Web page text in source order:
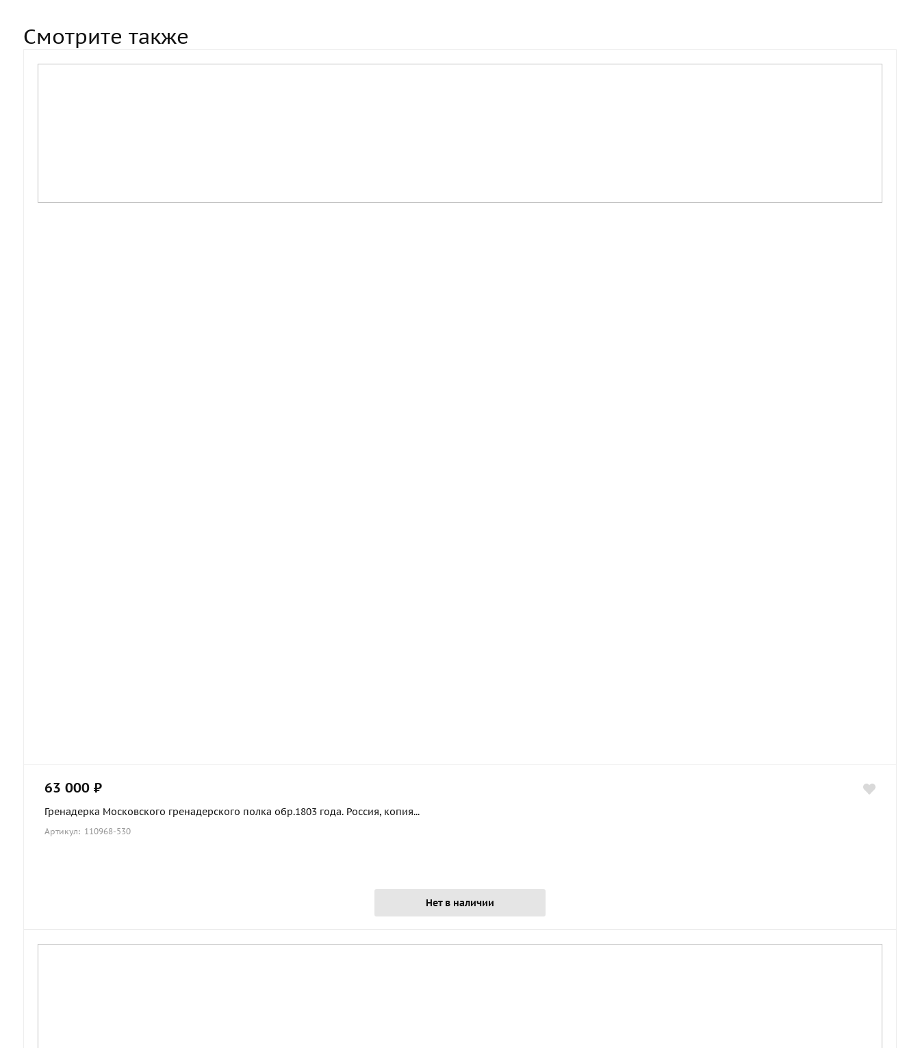
Смотрите также
63 000 ₽
Гренадерка Московского гренадерского полка обр.1803 года. Россия, копия...
Артикул: 110968-530
Нет в наличии